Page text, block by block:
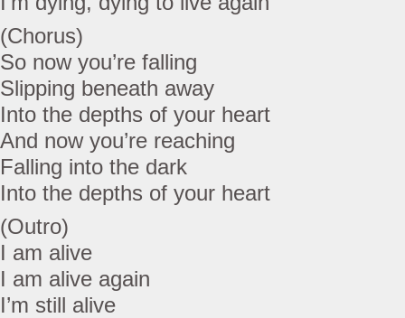
(Chorus)
So now you’re falling
Slipping beneath away
Into the depths of your heart
And now you’re reaching
Falling into the dark
Into the depths of your heart
(Outro)
I am alive
I am alive again
I’m still alive